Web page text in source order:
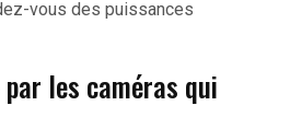
vous des puissances
les caméras qui